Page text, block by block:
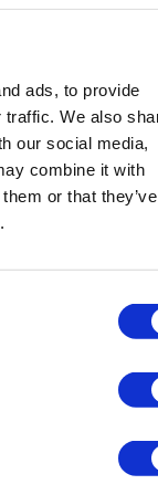
ads, to provide
We also
our social media,
combine it with
or that they’ve
hold.
1.499,-. Det
så